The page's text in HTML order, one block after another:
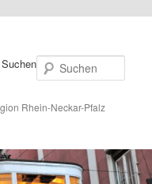
Rhein-Neckar-Pfalz
Suchen